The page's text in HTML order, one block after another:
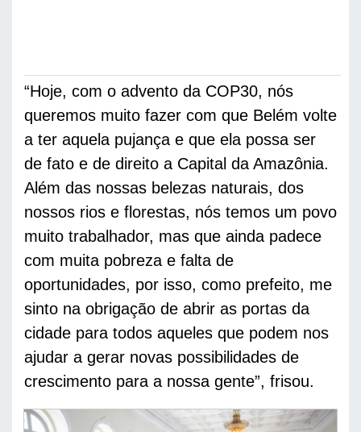
“Hoje, com o advento da COP30, nós
queremos muito fazer com que Belém volte
a ter aquela pujança e que ela possa ser
de fato e de direito a Capital da Amazônia.
Além das nossas belezas naturais, dos
nossos rios e florestas, nós temos um povo
muito trabalhador, mas que ainda padece
com muita pobreza e falta de
oportunidades, por isso, como prefeito, me
sinto na obrigação de abrir as portas da
cidade para todos aqueles que podem nos
ajudar a gerar novas possibilidades de
crescimento para a nossa gente”, frisou.